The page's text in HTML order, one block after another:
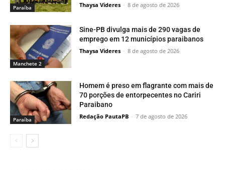
Paraí­ba Thaysa Videres - 8 de agosto de 2026
Manchete 2
Sine-PB divulga mais de 290 vagas de
emprego em 12 municípios paraibanos
Thaysa Videres - 8 de agosto de 2026
Paraí­ba
Homem é preso em flagrante com mais de
70 porções de entorpecentes no Cariri
Paraibano
Redação PautaPB - 7 de agosto de 2026